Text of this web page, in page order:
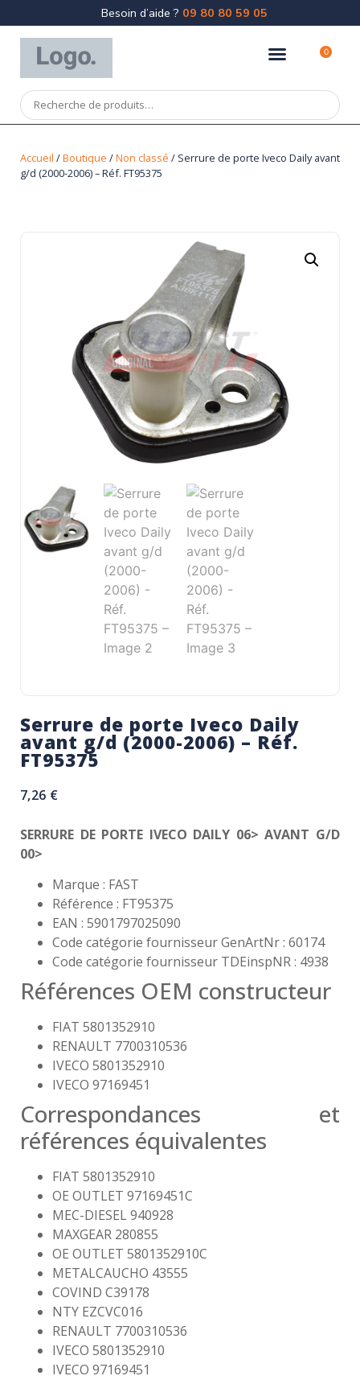
Besoin d’aide ? 09 80 80 59 05
0
Accueil /Boutique /Non classé / Serrure de porte Iveco Daily avant
g/d (2000-2006) – Réf. FT95375
Serrure de porte Iveco Daily
avant g/d (2000-2006) – Réf.
FT95375
7,26 €
SERRURE DE PORTE IVECO DAILY 06> AVANT G/D
00>
Marque : FAST
Référence : FT95375
EAN : 5901797025090
Code catégorie fournisseur GenArtNr : 60174
Code catégorie fournisseur TDEinspNR : 4938
Références OEM constructeur
FIAT 5801352910
RENAULT 7700310536
IVECO 5801352910
IVECO 97169451
Correspondances et
références équivalentes
FIAT 5801352910
OE OUTLET 97169451C
MEC-DIESEL 940928
MAXGEAR 280855
OE OUTLET 5801352910C
METALCAUCHO 43555
COVIND C39178
NTY EZCVC016
RENAULT 7700310536
IVECO 5801352910
IVECO 97169451